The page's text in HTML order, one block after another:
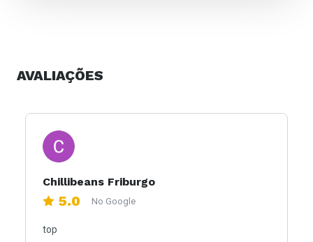
AVALIAÇÕES
Chillibeans Friburgo
5.0 No Google
top